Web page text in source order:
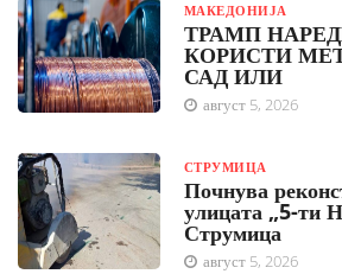
МАКЕДОНИЈА
ТРАМП
КОРИСТИ
САД ИЛИ
август 5, 2026
СТРУМИЦА
Почнува
улицата „5-ти
Струмица
август 5, 2026